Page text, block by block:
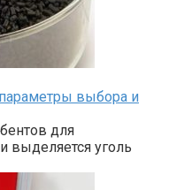
выбора и
для
выделяется уголь